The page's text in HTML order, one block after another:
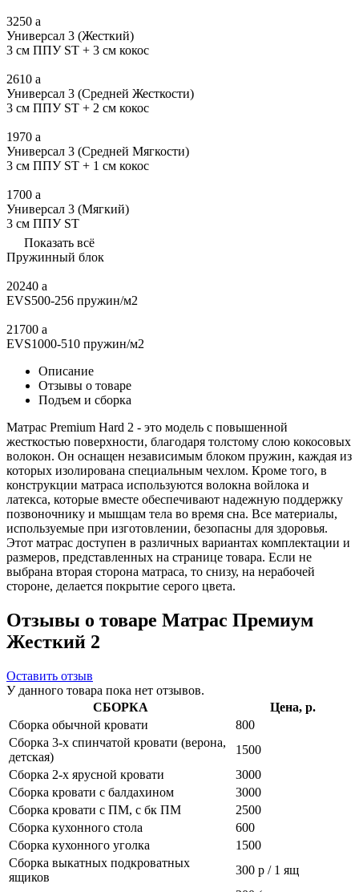
3250 a
Универсал 3 (Жесткий)
3 см ППУ ST + 3 см кокос
2610 a
Универсал 3 (Средней Жесткости)
3 см ППУ ST + 2 см кокос
1970 a
Универсал 3 (Средней Мягкости)
3 см ППУ ST + 1 см кокос
1700 a
Универсал 3 (Мягкий)
3 см ППУ ST
Показать всё
Пружинный блок
20240 a
EVS500-256 пружин/м2
21700 a
EVS1000-510 пружин/м2
Описание
Отзывы о товаре
Подъем и сборка
Матрас Premium Hard 2 - это модель с повышенной
жесткостью поверхности, благодаря толстому слою кокосовых
волокон. Он оснащен независимым блоком пружин, каждая из
которых изолирована специальным чехлом. Кроме того, в
конструкции матраса используются волокна войлока и
латекса, которые вместе обеспечивают надежную поддержку
позвоночнику и мышцам тела во время сна. Все материалы,
используемые при изготовлении, безопасны для здоровья.
Этот матрас доступен в различных вариантах комплектации и
размеров, представленных на странице товара. Если не
выбрана вторая сторона матраса, то снизу, на нерабочей
стороне, делается покрытие серого цвета.
Отзывы о товаре Матрас Премиум
Жесткий 2
Оставить отзыв
У данного товара пока нет отзывов.
СБОРКА
Цена, р.
Сборка обычной кровати
800
Сборка 3-х спинчатой кровати (верона,
детская)
1500
Сборка 2-х ярусной кровати
3000
Сборка кровати с балдахином
3000
Сборка кровати с ПМ, с бк ПМ
2500
Сборка кухонного стола
600
Сборка кухонного уголка
1500
Сборка выкатных подкроватных
ящиков
300 р / 1 ящ